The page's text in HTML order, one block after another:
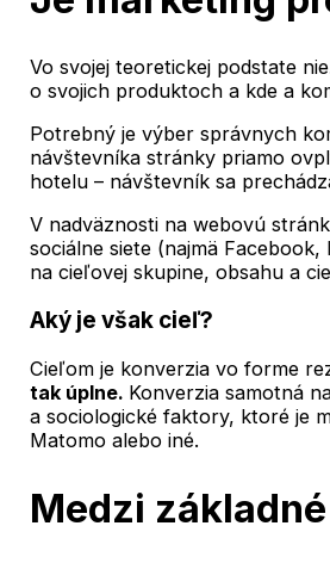
Vo svojej teoretickej podstate
o svojich produktoch a kde a
Potrebný je výber správnych
návštevníka stránky priamo
hotelu – návštevník sa
V nadväznosti na webovú
sociálne siete (najmä
na cieľovej skupine, obsahu a
Aký je však cieľ?
Cieľom je konverzia vo forme
tak úplne. Konverzia samotná
a sociologické faktory, ktoré je
Matomo alebo iné.
Medzi